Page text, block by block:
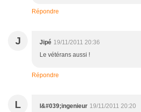
Répondre
J Jipé 19/11/2011 20:36
Le vétérans aussi !
Répondre
L l&#039;ingenieur 19/11/2011 20:20